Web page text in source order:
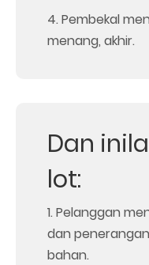
4. Pembekal
menang, akhir.
Dan
lot:
1. Pelanggan
dan
bahan.